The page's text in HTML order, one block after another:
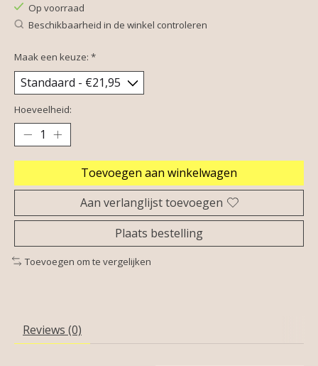
Op voorraad
Beschikbaarheid in de winkel controleren
Maak een keuze: *
Hoeveelheid:
Toevoegen aan winkelwagen
Aan verlanglijst toevoegen
Plaats bestelling
Toevoegen om te vergelijken
Reviews (0)